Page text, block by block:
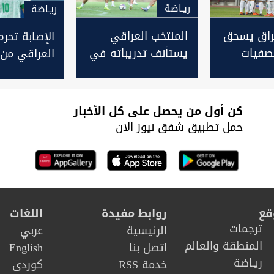
يسحق
ريـاضة
المنتخب العراقي
يستأنف تدريباته في
ريـاضة
الإصابة
العراقي
كن أول من يحصل على كل الأخبار
حمل تطبيق شفق نيوز الان
ترجمات
المنطقة والعالم
ريـاضة
روابط مفيدة
الرئيسية
اتصل بنا
خدمة RSS
اللغات
عربي
English
كوردى